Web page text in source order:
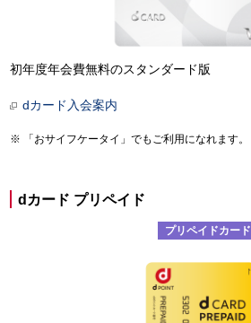
初年度年会費無料のスタンダード版
dカード入会案内
「おサイフケータイ」でもご利用になれます。
dカード プリペイド
プリペイドカード